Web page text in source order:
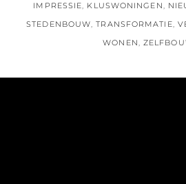
IMPRESSIE, KLUSWONINGEN,
STEDENBOUW,TRANSFORMATIE,
WONEN,